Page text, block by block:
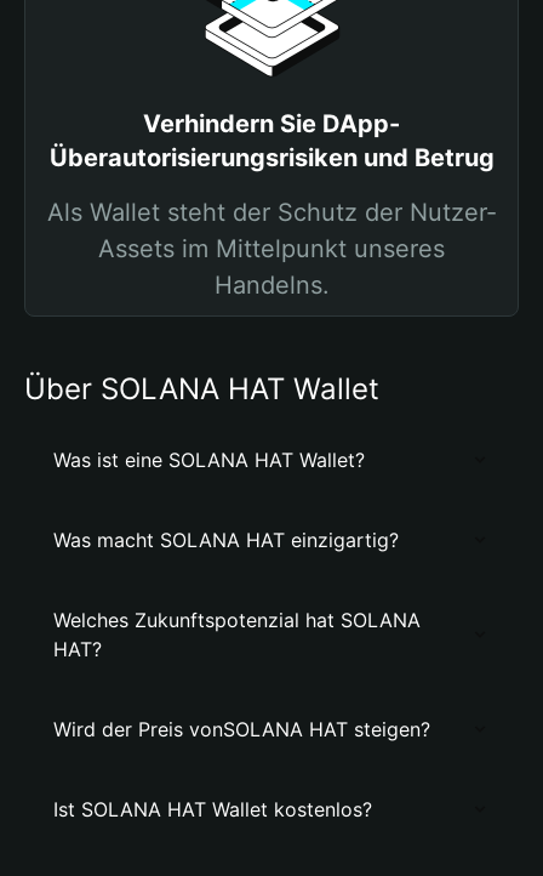
Verhindern Sie DApp-
Überautorisierungsrisiken und Betrug
Als Wallet steht der Schutz der Nutzer-
Assets im Mittelpunkt unseres
Handelns.
Über SOLANA HAT Wallet
Was ist eine SOLANA HAT Wallet?
Was macht SOLANA HAT einzigartig?
Welches Zukunftspotenzial hat SOLANA
HAT?
Wird der Preis vonSOLANA HAT steigen?
Ist SOLANA HAT Wallet kostenlos?